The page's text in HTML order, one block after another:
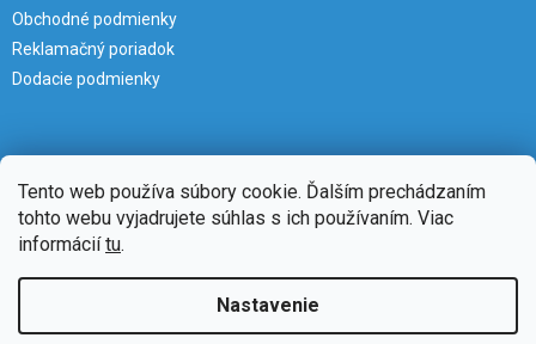
Tento web používa súbory cookie. Ďalším prechádzaním
tohto webu vyjadrujete súhlas s ich používaním. Viac
informáciítu.
Nastavenie
Obchodné podmienky
Reklamačný poriadok
Dodacie podmienky